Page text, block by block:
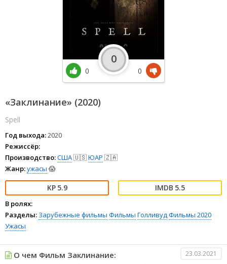
«Заклинание» (2020)
Spell
Год выхода:2020
Режиссёр:
Производство:США🇺🇸ЮАР 🇿🇦
Жанр:ужасы 😱
5.9 5.5
В ролях:
Разделы: Зарубежные фильмы Фильмы ГолливудФильмы 2020
Ужасы
0
0
0
О чем Фильм Заклинание: 23.03.2021